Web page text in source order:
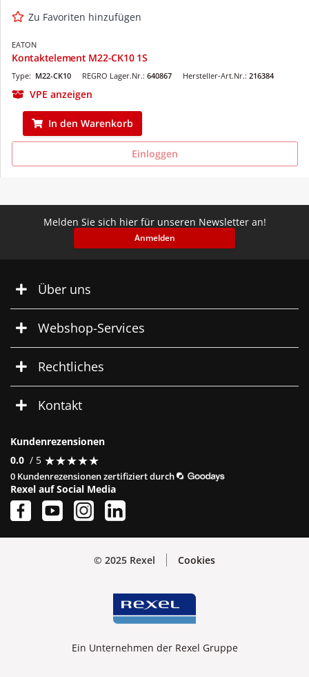
Zu Favoriten hinzufügen
EATON
Kontaktelement M22-CK10 1S
REGRO Lager.Nr.: 640867
Type: M22-CK10 Hersteller-Art.Nr.: 216384
VPE anzeigen
In den Warenkorb
Einloggen
Melden Sie sich hier für unseren Newsletter an!
Anmelden
Über uns
Webshop-Services
Rechtliches
Kontakt
Kundenrezensionen
0.0 / 5 ★★★★★
★★★★★
0 Kundenrezensionen zertifiziert durch
Rexel auf Social Media
© 2025 Rexel Cookies
Ein Unternehmen der Rexel Gruppe